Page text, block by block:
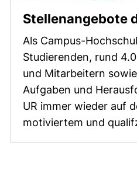
Stellenangebote
Als Campus-
Studierenden, rund
und Mitarbeitern
Aufgaben und
UR immer wieder auf
motiviertem und